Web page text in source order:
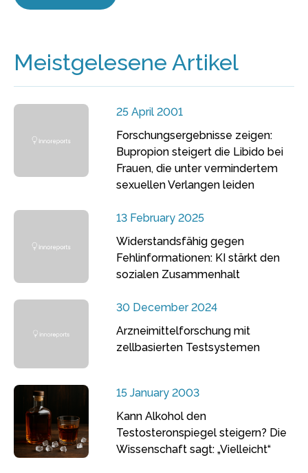
Meistgelesene Artikel
25 April 2001
Forschungsergebnisse zeigen:
Bupropion steigert die Libido bei
Frauen, die unter vermindertem
sexuellen Verlangen leiden
13 February 2025
Widerstandsfähig gegen
Fehlinformationen: KI stärkt den
sozialen Zusammenhalt
30 December 2024
Arzneimittelforschung mit
zellbasierten Testsystemen
15 January 2003
Kann Alkohol den
Testosteronspiegel steigern? Die
Wissenschaft sagt: „Vielleicht“